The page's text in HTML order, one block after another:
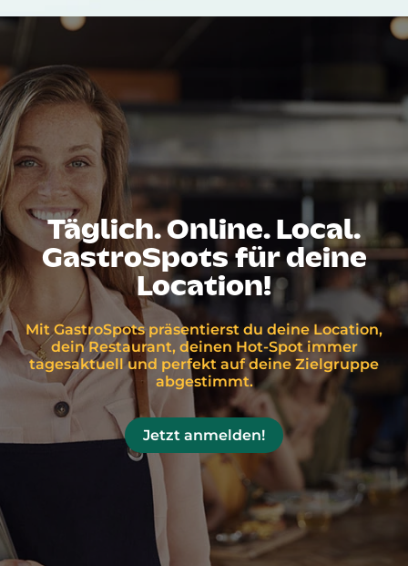
Täglich. Online. Local.
GastroSpots für deine
Location!
Mit GastroSpots präsentierst du deine Location,
dein Restaurant, deinen Hot-Spot immer
tagesaktuell und perfekt auf deine Zielgruppe
abgestimmt.
Jetzt anmelden!